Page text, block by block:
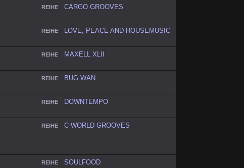
REIHE CARGO GROOVES
REIHE LOVE, PEACE AND HOUSEMUSIC
REIHE MAXELL XLII
REIHE BUG WAN
REIHE DOWNTEMPO
REIHE C-WORLD GROOVES
REIHE SOULFOOD